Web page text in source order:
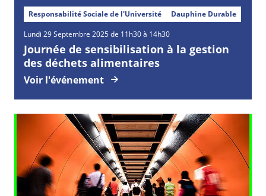
Responsabilité Sociale de l'Université Dauphine Durable
Lundi 29Septembre 2025 de 11h30 à 14h30
Journée de sensibilisation à la gestion
des déchets alimentaires
Voir l'événement